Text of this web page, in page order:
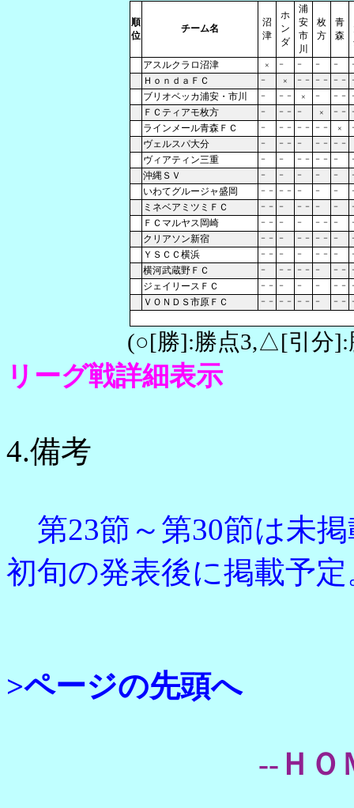
順
位
チーム名
沼
津
ホ
ン
ダ
浦
安
市
川
枚
方
青
森
アスルクラロ沼津 × － － － －
ＨｏｎｄａＦＣ － × －－ －－ －－
ブリオベッカ浦安・市川 － －－ × － －－
ＦＣティアモ枚方 － －－ － × －－
ラインメール青森ＦＣ － －－ －－ －－ ×
ヴェルスパ大分 － －－ － －－ －－
ヴィアティン三重 － － －－ －－ －
沖縄ＳＶ － － － － －
いわてグルージャ盛岡 －－ －－ － － －
ミネベアミツミＦＣ －－ － －－ － －
ＦＣマルヤス岡崎 －－ － － －－ －
クリアソン新宿 －－ － －－ －－ －
ＹＳＣＣ横浜 －－ － － －－ －
横河武蔵野ＦＣ － －－ －－ － －－
ジェイリースＦＣ －－ － － － －－
ＶＯＮＤＳ市原ＦＣ －－ －－ －－ － －－
(○[勝]:勝点3,△[引分]:
リーグ戦詳細表示
4.備考
第23節～第30節は未掲
初旬の発表後に掲載予定
>ページの先頭へ
--ＨＯ